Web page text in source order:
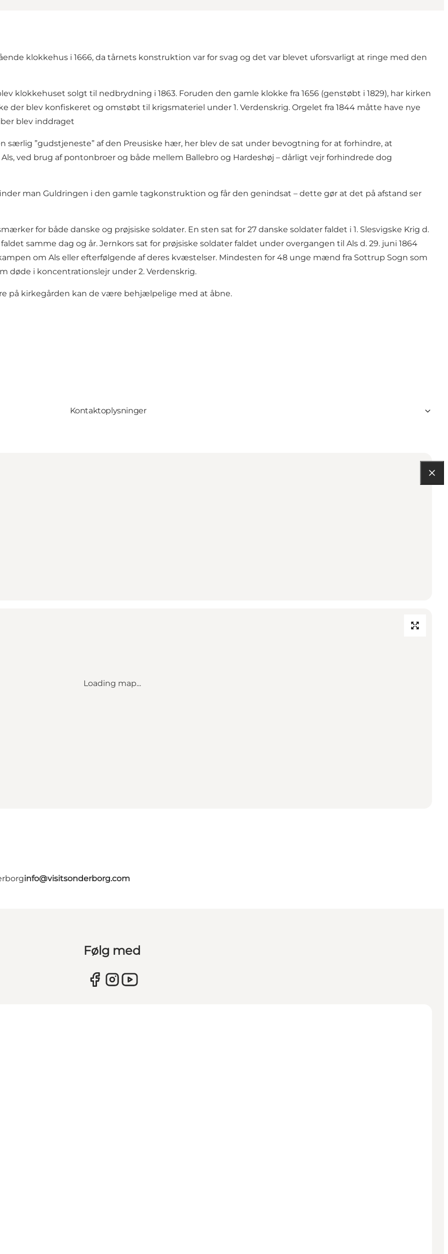
klokkehus i 1666, da tårnets konstruktion var for svag og det var blevet uforsvarligt at ringe med den
klokkehuset solgt til nedbrydning i 1863. Foruden den gamle klokke fra 1656 (genstøbt i 1829), har kirken
der blev konfiskeret og omstøbt til krigsmateriel under 1. Verdenskrig. Orgelet fra 1844 måtte have nye
blev inddraget
særlig ”gudstjeneste” af den Preusiske hær, her blev de sat under bevogtning for at forhindre, at
ved brug af pontonbroer og både mellem Ballebro og Hardeshøj – dårligt vejr forhindrede dog
man Guldringen i den gamle tagkonstruktion og får den genindsat – dette gør at det på afstand ser
for både danske og prøjsiske soldater. En sten sat for 27 danske soldater faldet i 1. Slesvigske Krig d.
samme dag og år. Jernkors sat for prøjsiske soldater faldet under overgangen til Als d. 29. juni 1864
om Als eller efterfølgende af deres kvæstelser. Mindesten for 48 unge mænd fra Sottrup Sogn som
døde i koncentrationslejr under 2. Verdenskrig.
på kirkegården kan de være behjælpelige med at åbne.
Kontaktoplysninger
Loading map...
info@visitsonderborg.com
Følg med